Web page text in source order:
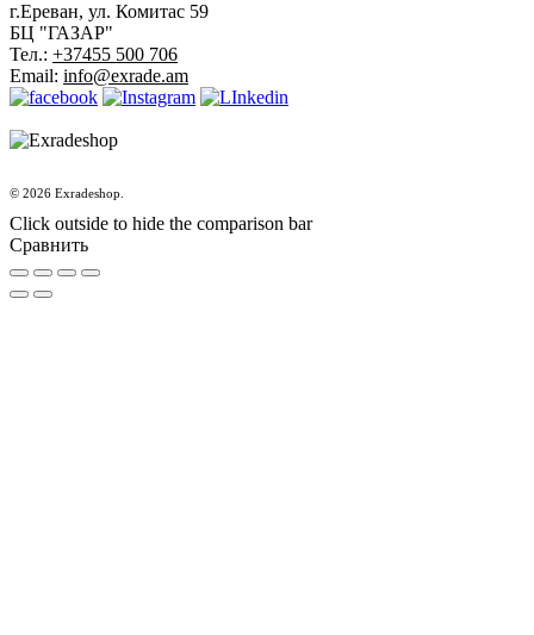
г.Ереван, ул. Комитас 59
БЦ "ГАЗАР"
Тел.: +37455 500 706
Email: info@exrade.am
© 2026 Exradeshop.
Click outside to hide the comparison bar
Сравнить